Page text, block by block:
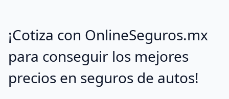
¡Cotiza con OnlineSeguros.mx
para conseguir los mejores
precios en seguros de autos!